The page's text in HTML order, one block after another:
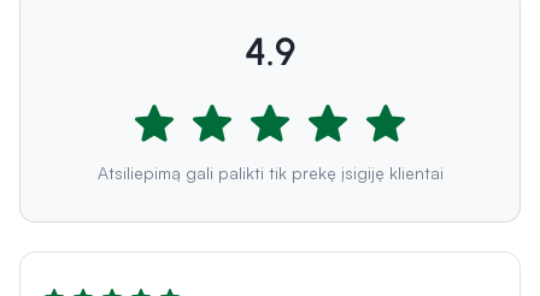
4.9
Atsiliepimą gali palikti tik prekę įsigiję klientai